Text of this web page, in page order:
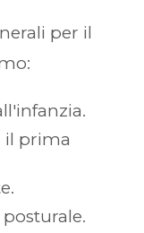
per il
il prima